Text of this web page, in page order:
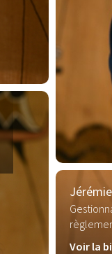
Voir la